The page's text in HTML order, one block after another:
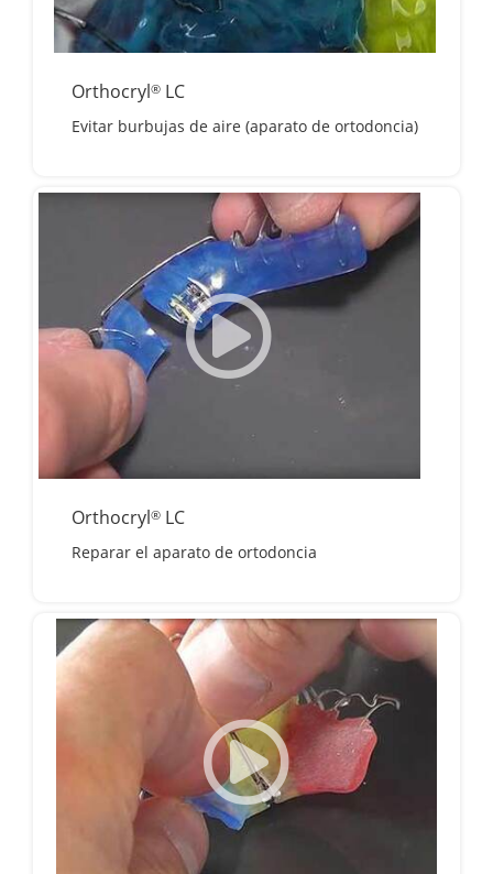
Orthocryl® LC
Evitar burbujas de aire (aparato de ortodoncia)
Orthocryl® LC
Reparar el aparato de ortodoncia